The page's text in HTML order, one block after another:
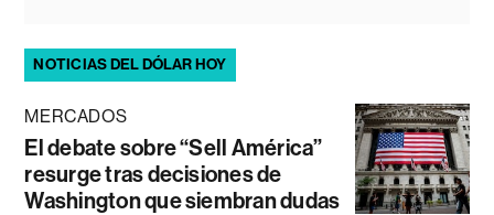
NOTICIAS DEL DÓLAR HOY
MERCADOS
El debate sobre “Sell América”
resurge tras decisiones de
Washington que siembran dudas